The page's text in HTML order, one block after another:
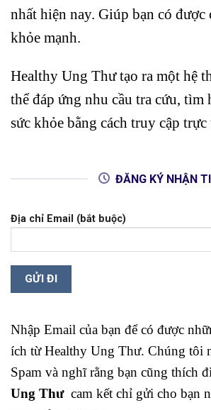
nhất hiện nay. Giúp bạn có được
khỏe mạnh.
Healthy Ung Thư tạo ra một hệ
thể đáp ứng nhu cầu tra cứu, tìm
sức khỏe bằng cách truy cập trực
ĐĂNG KÝ NHẬN
Địa chỉ Email (bắt buộc)
Nhập Email của bạn để có được
ích từ Healthy Ung Thư. Chúng tôi
Spam và nghĩ rằng bạn cũng thích
Ung Thư cam kết chỉ gửi cho bạn